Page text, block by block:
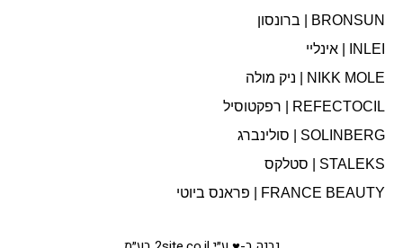
BRONSUN | ברונסון
INLEI | אינליי
NIKK MOLE | ניק מולה
REFECTOCIL | רפקטוסיל
SOLINBERG | סולינברג
STALEKS | סטלקס
FRANCE BEAUTY | פראנס ביוטי